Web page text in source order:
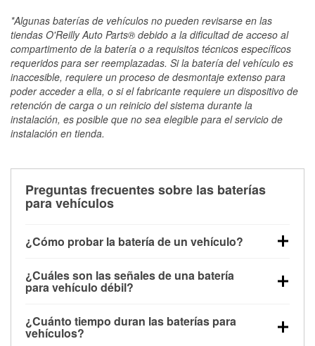
*Algunas baterías de vehículos no pueden revisarse en las
tiendas O'Reilly Auto Parts® debido a la dificultad de acceso al
compartimento de la batería o a requisitos técnicos específicos
requeridos para ser reemplazadas. Si la batería del vehículo es
inaccesible, requiere un proceso de desmontaje extenso para
poder acceder a ella, o si el fabricante requiere un dispositivo de
retención de carga o un reinicio del sistema durante la
instalación, es posible que no sea elegible para el servicio de
instalación en tienda.
Preguntas frecuentes sobre las baterías
para vehículos
¿Cómo probar la batería de un vehículo?
maneras. El método más rápido es utilizar un
multímetro: con el vehículo apagado, conecta los
voltaje: una batería en buen estado y totalmente
cargada debería indicar unos 12.6 voltios. Es
¿Cuáles son las señales de una batería
para vehículo débil?
advertencia. Un arranque lento del motor, faros
tenues, chasquidos al girar la llave o luces de
¿Cuánto tiempo duran las baterías para
vehículos?